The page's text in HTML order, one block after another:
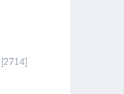
[2714]